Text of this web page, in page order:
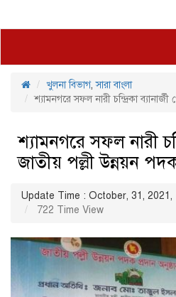
খুলনা বিভাগ,সারা বাংলা
শ্যামনগরে সফল নারী চন্দ্রিকা
শ্যামনগরে সফল নারী
জাতীয় পল্লী উন্নয়ন
Update Time : October, 31, 2021,
722 Time View